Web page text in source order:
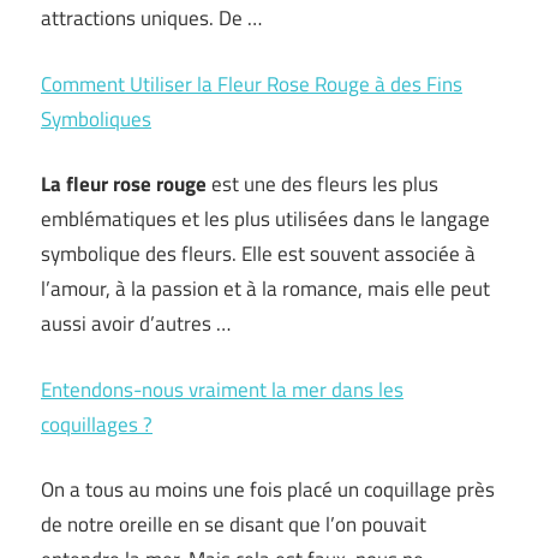
attractions uniques. De …
Comment Utiliser la Fleur Rose Rouge à des Fins
Symboliques
La fleur rose rougeest une des fleurs les plus
emblématiques et les plus utilisées dans le langage
symbolique des fleurs. Elle est souvent associée à
l’amour, à la passion et à la romance, mais elle peut
aussi avoir d’autres …
Entendons-nous vraiment la mer dans les
coquillages ?
On a tous au moins une fois placé un coquillage près
de notre oreille en se disant que l’on pouvait